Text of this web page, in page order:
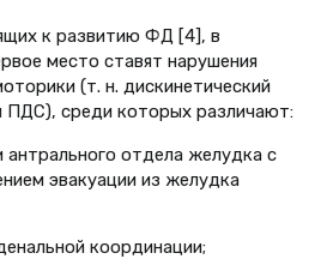
к развитию ФД [4], в
место ставят нарушения
(т. н. дискинетический
ПДС), среди которых различают:
антрального отдела желудка с
эвакуации из желудка
координации;